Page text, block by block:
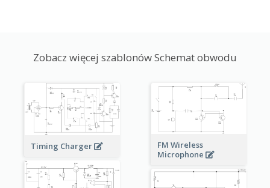
Zobacz więcej szablonów Schemat obwodu
Timing Charger
FM Wireless
Microphone